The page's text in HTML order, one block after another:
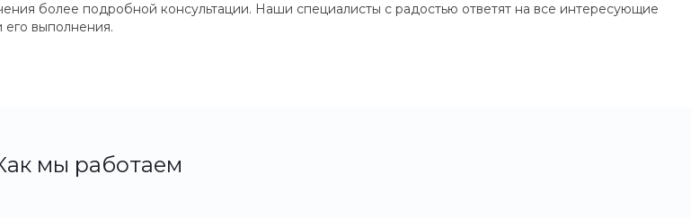
более подробной консультации. Наши специалисты с радостью ответят на все интересующие
его выполнения.
мы работаем